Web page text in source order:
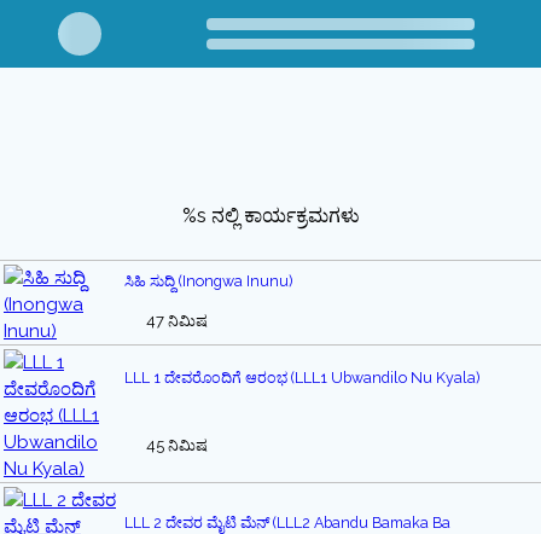
%s ನಲ್ಲಿ ಕಾರ್ಯಕ್ರಮಗಳು
ಸಿಹಿ ಸುದ್ದಿ (Inongwa Inunu)
47 ನಿಮಿಷ
LLL 1 ದೇವರೊಂದಿಗೆ ಆರಂಭ (LLL1 Ubwandilo Nu Kyala)
45 ನಿಮಿಷ
LLL 2 ದೇವರ ಮೈಟಿ ಮೆನ್ (LLL2 Abandu Bamaka Ba